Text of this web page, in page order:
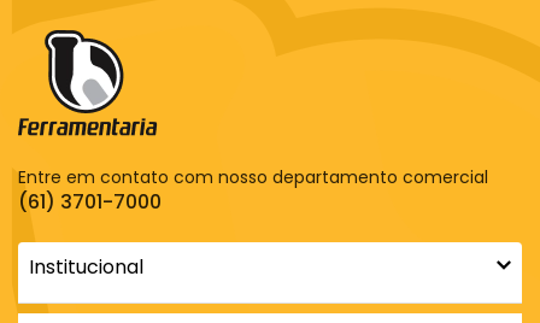
Entre em contato com nosso departamento comercial
(61) 3701-7000
Institucional